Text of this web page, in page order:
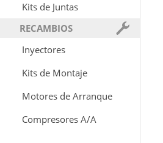
Kits de Juntas
RECAMBIOS
Inyectores
Kits de Montaje
Motores de Arranque
Compresores A/A